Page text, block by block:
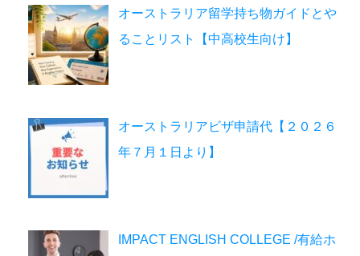
オーストラリア留学持ち物ガイドとや
ることリスト【中高校生向け】
オーストラリアビザ申請代【２０２６
年７月１日より】
IMPACT ENGLISH COLLEGE /有給ホ